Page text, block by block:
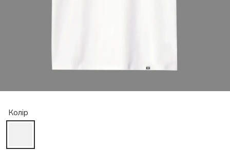
Колір